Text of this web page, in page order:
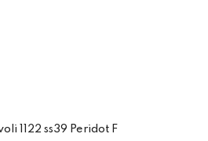
1122 ss39 Peridot F